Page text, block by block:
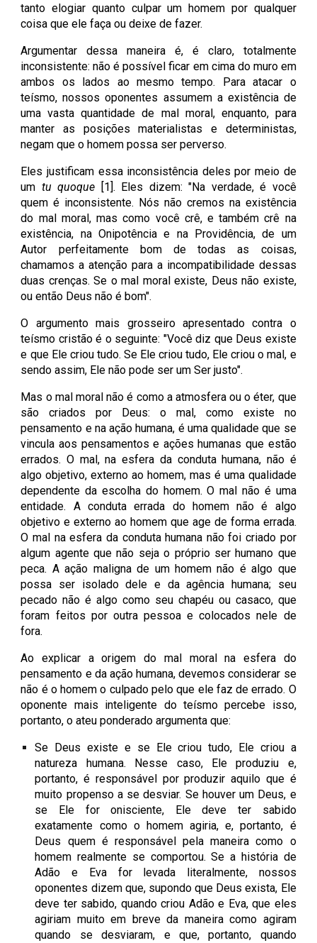
tanto elogiar quanto culpar um homem por qualquer
coisa que ele faça ou deixe de fazer.
Argumentar dessa maneira é, é claro, totalmente
inconsistente: não é possível ficar em cima do muro em
ambos os lados ao mesmo tempo. Para atacar o
teísmo, nossos oponentes assumem a existência de
uma vasta quantidade de mal moral, enquanto, para
manter as posições materialistas e deterministas,
negam que o homem possa ser perverso.
Eles justificam essa inconsistência deles por meio de
um tu quoque [1]. Eles dizem: "Na verdade, é você
quem é inconsistente. Nós não cremos na existência
do mal moral, mas como você crê, e também crê na
existência, na Onipotência e na Providência, de um
Autor perfeitamente bom de todas as coisas,
chamamos a atenção para a incompatibilidade dessas
duas crenças. Se o mal moral existe, Deus não existe,
ou então Deus não é bom".
O argumento mais grosseiro apresentado contra o
teísmo cristão é o seguinte: "Você diz que Deus existe
e que Ele criou tudo. Se Ele criou tudo, Ele criou o mal, e
sendo assim, Ele não pode ser um Ser justo".
Mas o mal moral não é como a atmosfera ou o éter, que
são criados por Deus: o mal, como existe no
pensamento e na ação humana, é uma qualidade que se
vincula aos pensamentos e ações humanas que estão
errados. O mal, na esfera da conduta humana, não é
algo objetivo, externo ao homem, mas é uma qualidade
dependente da escolha do homem. O mal não é uma
entidade. A conduta errada do homem não é algo
objetivo e externo ao homem que age de forma errada.
O mal na esfera da conduta humana não foi criado por
algum agente que não seja o próprio ser humano que
peca. A ação maligna de um homem não é algo que
possa ser isolado dele e da agência humana; seu
pecado não é algo como seu chapéu ou casaco, que
foram feitos por outra pessoa e colocados nele de
fora.
Ao explicar a origem do mal moral na esfera do
pensamento e da ação humana, devemos considerar se
não é o homem o culpado pelo que ele faz de errado. O
oponente mais inteligente do teísmo percebe isso,
portanto, o ateu ponderado argumenta que:
Se Deus existe e se Ele criou tudo, Ele criou a
natureza humana. Nesse caso, Ele produziu e,
portanto, é responsável por produzir aquilo que é
muito propenso a se desviar. Se houver um Deus, e
se Ele for onisciente, Ele deve ter sabido
exatamente como o homem agiria, e, portanto, é
Deus quem é responsável pela maneira como o
homem realmente se comportou. Se a história de
Adão e Eva for levada literalmente, nossos
oponentes dizem que, supondo que Deus exista, Ele
deve ter sabido, quando criou Adão e Eva, que eles
agiriam muito em breve da maneira como agiram
quando se desviaram, e que, portanto, quando